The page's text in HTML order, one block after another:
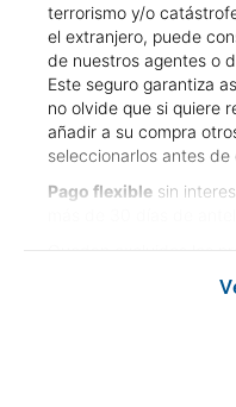
terrorismo y/o
el extranjero, puede
de nuestros agentes o
Este seguro garantiza
no olvide que si quiere
añadir a su compra
seleccionarlos antes
Pago flexible sin